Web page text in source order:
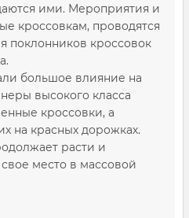
ими. Мероприятия и
кроссовкам, проводятся
поклонников кроссовок
большое влияние на
высокого класса
кроссовки, а
на красных дорожках.
расти и
место в массовой